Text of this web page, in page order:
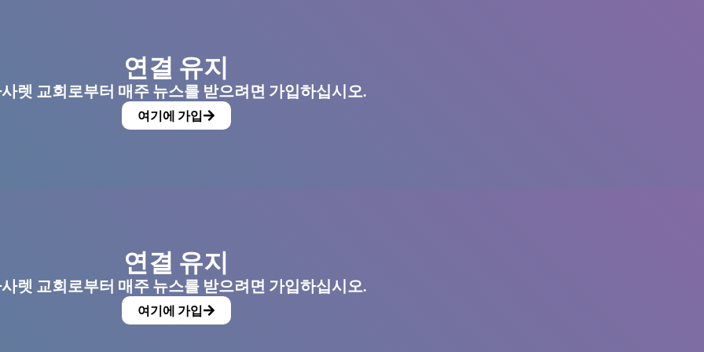
연결 유지
렛 교회로부터 매주 뉴스를 받으려면 가입하십시오.
여기에 가입
연결 유지
렛 교회로부터 매주 뉴스를 받으려면 가입하십시오.
여기에 가입